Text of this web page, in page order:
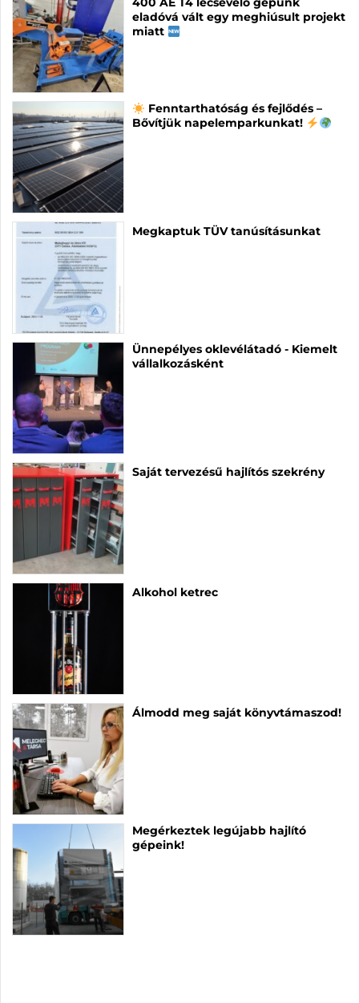
eladóvá vált egy meghiúsult projekt
miatt
Fenntarthatóság és fejlődés –
Bővítjük napelemparkunkat!
Megkaptuk TÜV tanúsításunkat
Ünnepélyes oklevélátadó - Kiemelt
vállalkozásként
Saját tervezésű hajlítós szekrény
Alkohol ketrec
Álmodd meg saját könyvtámaszod!
Megérkeztek legújabb hajlító
gépeink!